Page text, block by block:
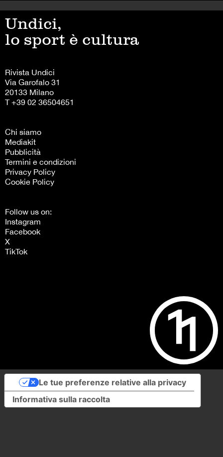
Undici,
lo sport è cultura
Rivista Undici
Via Garofalo 31
20133 Milano
T +39 02 36504651
Chi siamo
Mediakit
Pubblicità
Termini e condizioni
Privacy Policy
Cookie Policy
Follow us on:
Instagram
Facebook
X
TikTok
Informativa sulla raccolta
Le tue preferenze relative alla privacy